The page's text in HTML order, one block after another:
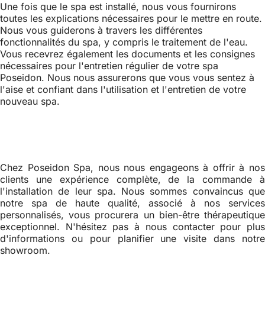
Une fois que le spa est installé, nous vous fournirons
toutes les explications nécessaires pour le mettre en route.
Nous vous guiderons à travers les différentes
fonctionnalités du spa, y compris le traitement de l'eau.
Vous recevrez également les documents et les consignes
nécessaires pour l'entretien régulier de votre spa
Poseidon. Nous nous assurerons que vous vous sentez à
l'aise et confiant dans l'utilisation et l'entretien de votre
nouveau spa.
Chez Poseidon Spa, nous nous engageons à offrir à nos
clients une expérience complète, de la commande à
l'installation de leur spa. Nous sommes convaincus que
notre spa de haute qualité, associé à nos services
personnalisés, vous procurera un bien-être thérapeutique
exceptionnel. N'hésitez pas à nous contacter pour plus
d'informations ou pour planifier une visite dans notre
showroom.